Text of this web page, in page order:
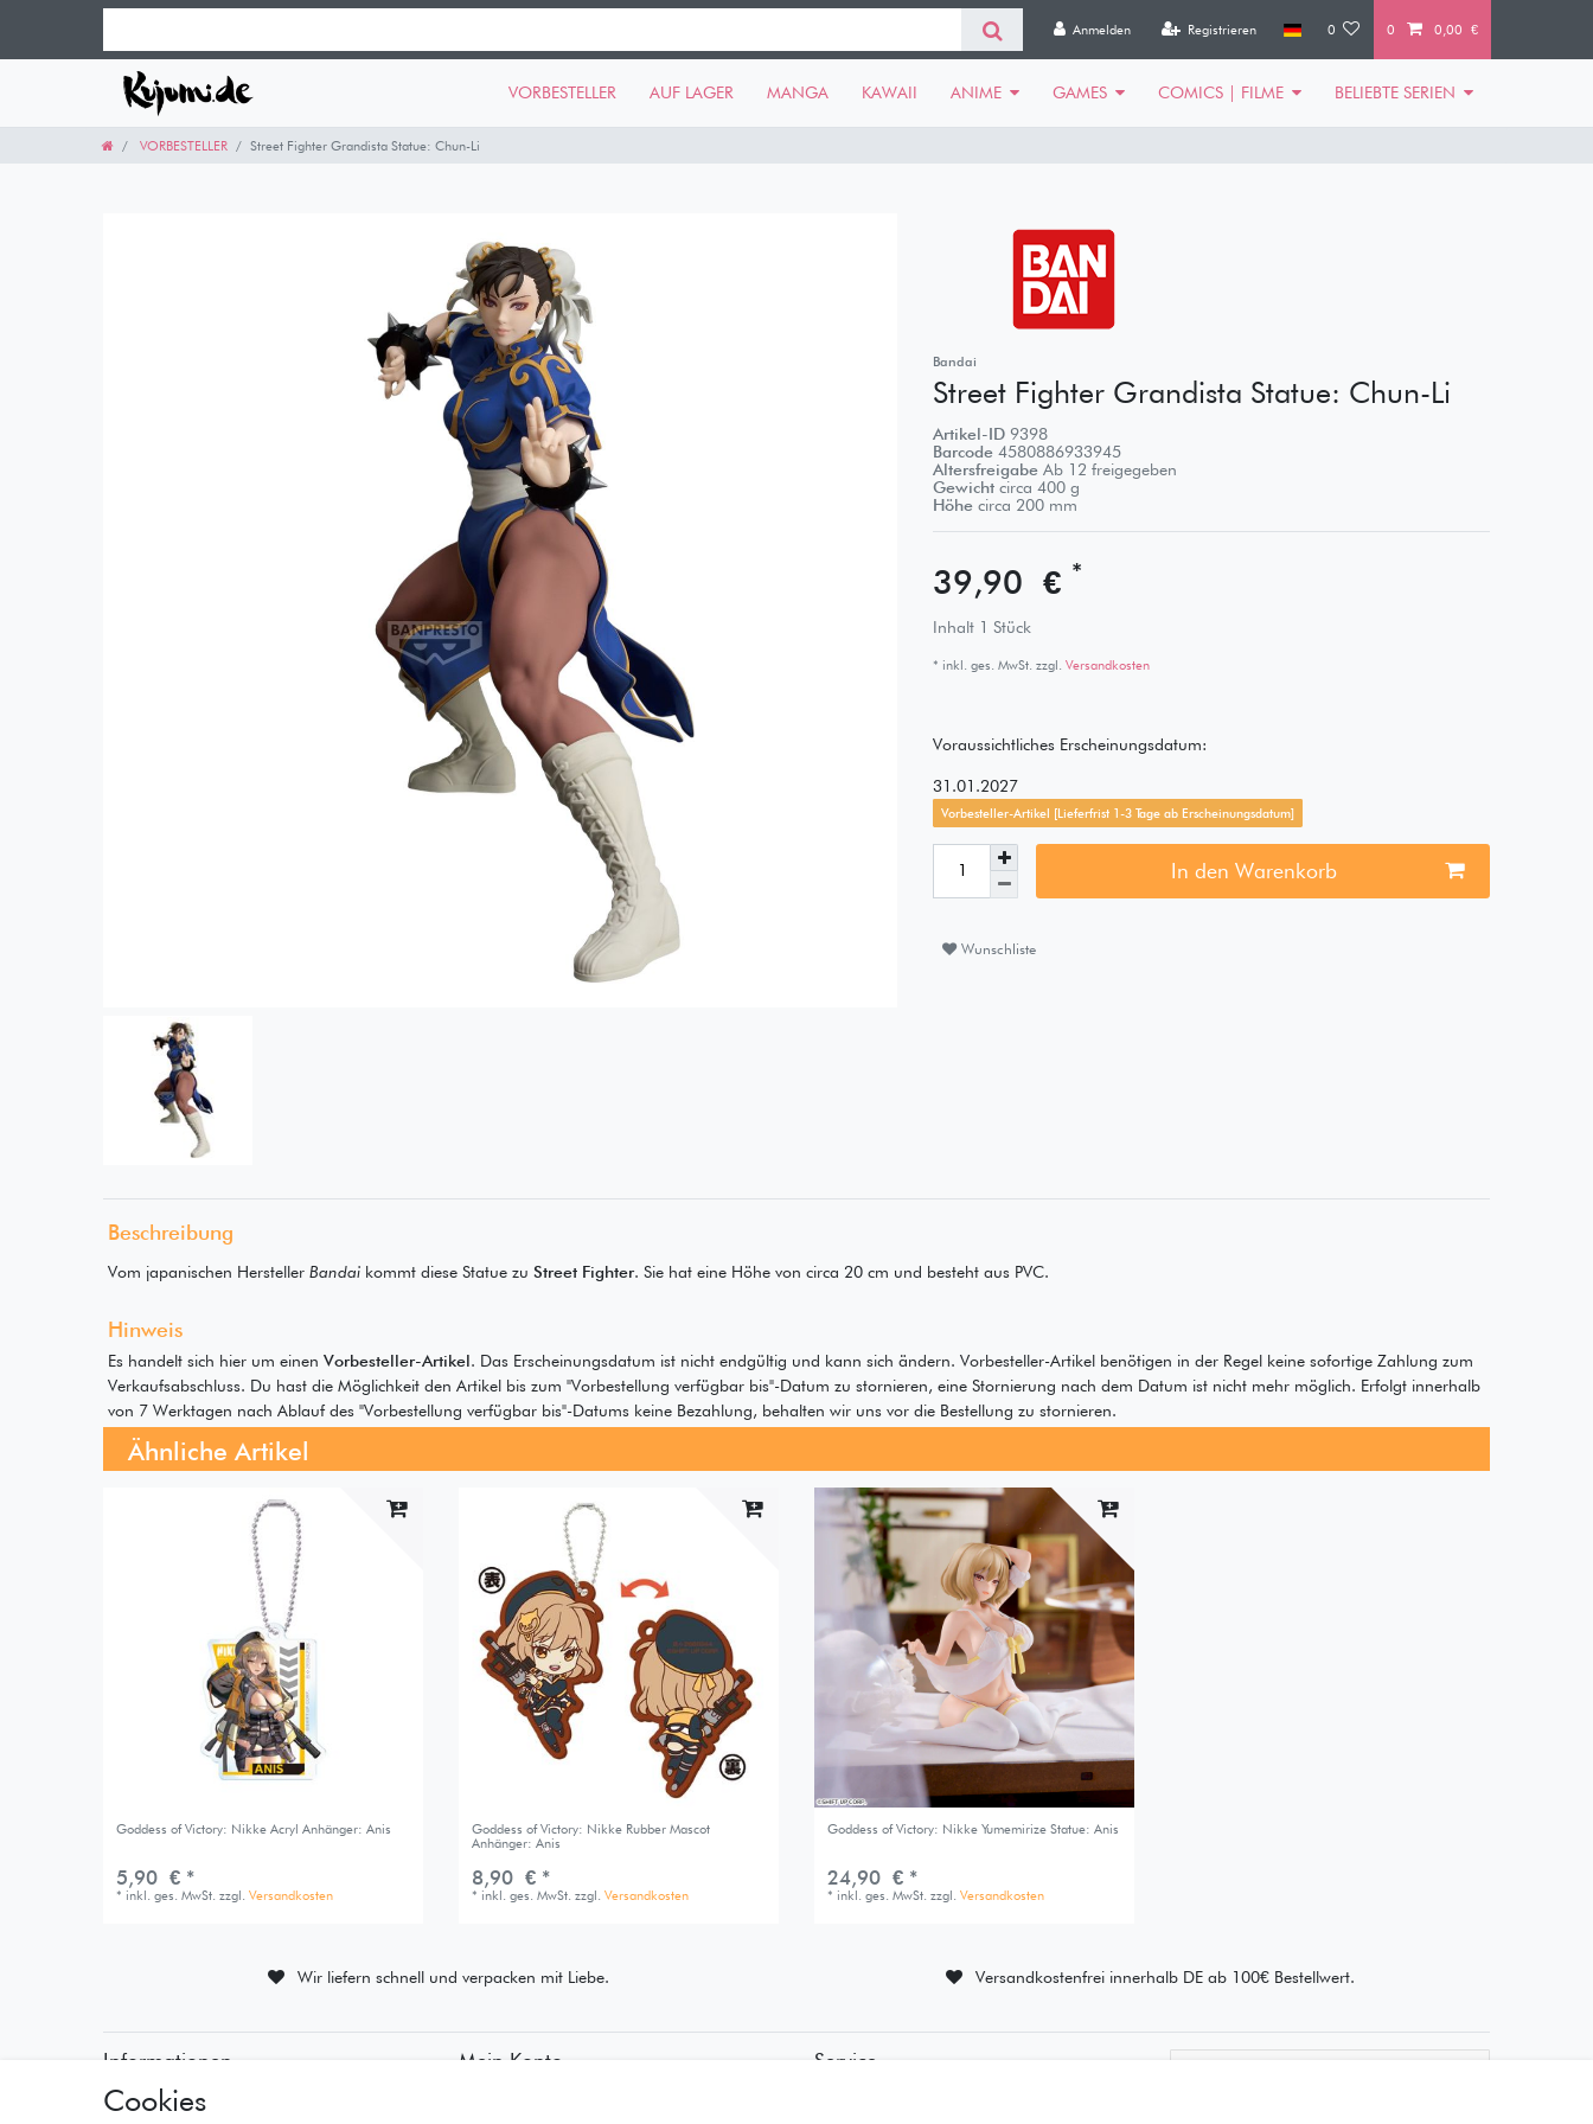
Anmelden Registrieren 0 0 0,00 €
VORBESTELLER AUF LAGER MANGA KAWAII ANIME GAMES COMICS | FILME BELIEBTE SERIEN
VORBESTELLER Street Fighter Grandista Statue: Chun-Li
Bandai
Street Fighter Grandista Statue: Chun-Li
Artikel-ID 9398
Barcode 4580886933945
Altersfreigabe Ab 12 freigegeben
Gewicht circa 400 g
Höhe circa 200 mm
39,90 € *
Inhalt 1 Stück
* inkl. ges. MwSt. zzgl. Versandkosten
Voraussichtliches Erscheinungsdatum:
31.01.2027
Vorbesteller-Artikel [Lieferfrist 1-3 Tage ab Erscheinungsdatum]
In den Warenkorb
Wunschliste
Beschreibung
Vom japanischen Hersteller Bandaikommt diese Statue zu Street Fighter. Sie hat eine Höhe von circa 20 cm und besteht aus PVC.
Hinweis
Es handelt sich hier um einen Vorbesteller-Artikel. Das Erscheinungsdatum ist nicht endgültig und kann sich ändern. Vorbesteller-Artikel benötigen in der Regel keine sofortige Zahlung zum
Verkaufsabschluss. Du hast die Möglichkeit den Artikel bis zum "Vorbestellung verfügbar bis"-Datum zu stornieren, eine Stornierung nach dem Datum ist nicht mehr möglich. Erfolgt innerhalb
von 7 Werktagen nach Ablauf des "Vorbestellung verfügbar bis"-Datums keine Bezahlung, behalten wir uns vor die Bestellung zu stornieren.
Ähnliche Artikel
Goddess of Victory: Nikke Acryl Anhänger: Anis
5,90 € *
* inkl. ges. MwSt. zzgl.Versandkosten
Goddess of Victory: Nikke Rubber Mascot
Anhänger: Anis
8,90 € *
* inkl. ges. MwSt. zzgl.Versandkosten
Goddess of Victory: Nikke Yumemirize Statue: Anis
24,90 € *
* inkl. ges. MwSt. zzgl.Versandkosten
Wir liefern schnell und verpacken mit Liebe. Versandkostenfrei innerhalb DE ab 100€ Bestellwert.
Informationen
• Zahlungsarten
• Versandinformationen
Mein Konto Service
Cookies